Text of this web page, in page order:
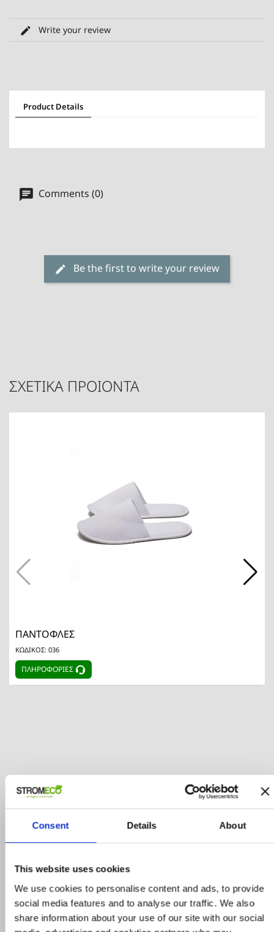
Consent Details About
This website uses cookies
We use cookies to personalise content and ads, to provide
social media features and to analyse our traffic. We also
share information about your use of our site with our social
Write your review
Product Details
Comments (0)
Be the first to write your review
ΣΧΕΤΙΚΑ ΠΡΟΙΟΝΤΑ
ΠΑΝΤΟΦΛΕΣ
ΚΩΔΙΚΟΣ: 036
ΠΛΗΡΟΦΟΡΙΕΣ
Προϊόντα σε προσφορά
προσφορά και επωφεληθείτε για τις αγορές